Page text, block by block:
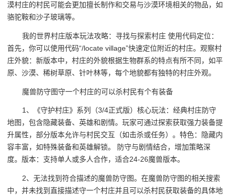
漠村庄的村民可能会更加擅长制作和交易与沙漠环境相关的物品，如
骆驼鞍和沙子玻璃等。
我的世界村庄版本玩法攻略：寻找与探索村庄 使用代码定位：
首先，你可以使用代码“/locate village”快速定位附近的村庄。观察村
庄外貌：新版本中，村庄的外貌根据生物群系的特点有所不同，如平
原、沙漠、稀树草原、针叶林等，每个地貌都有独特的村庄外观。
魔兽防守图守一个村庄的可以杀村民有个有装备
1、《守护村庄》系列（3/4正式版）核心玩法：经典村庄防守
地图，包含隐藏装备、英雄和剧情。玩家可通过探索获取强力装备提
升属性，部分版本允许与村民交互（如击杀或任务）。特色：隐藏内
容丰富，如特殊装备和英雄解锁。 防守与剧情结合，增加策略深
度。版本：支持单人或多人合作，适合24-26魔兽版本。
2、无法找到符合描述的魔兽防守图。在魔兽防守图的相关搜索
中，并未找到直接描述守一个村庄并且可以杀村民获取装备的具体地